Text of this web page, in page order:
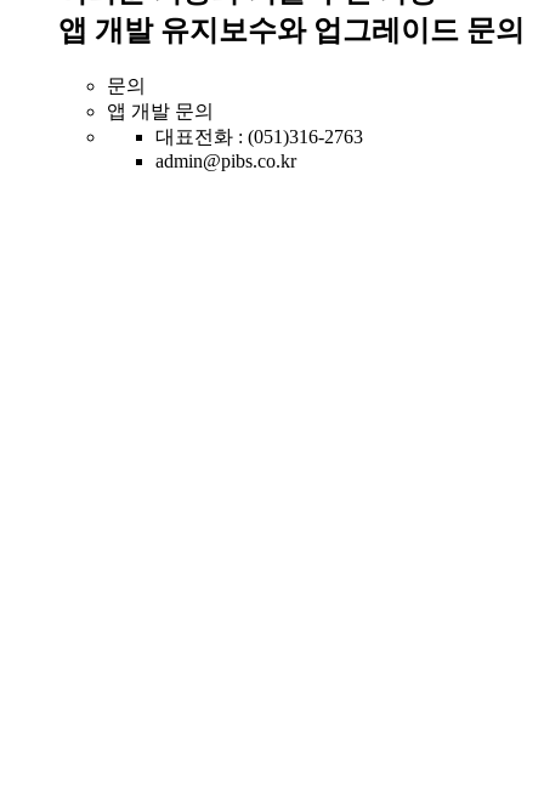
앱 개발 유지보수와 업그레이드 문의
문의
앱 개발 문의
대표전화 : (051)316-2763
admin@pibs.co.kr